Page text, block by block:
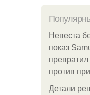
Невеста
показ
против
Детали